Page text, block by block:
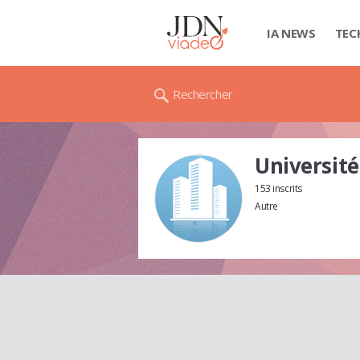
IA NEWS
Rechercher
153 inscrits
Autre